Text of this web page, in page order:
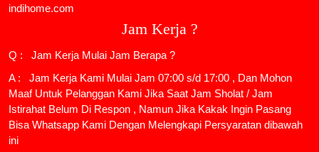
indihome.com
Jam Kerja ?
Q : Jam Kerja Mulai Jam Berapa ?
A : Jam Kerja Kami Mulai Jam 07:00 s/d 17:00 , Dan Mohon
Maaf Untuk Pelanggan Kami Jika Saat Jam Sholat / Jam
Istirahat Belum Di Respon , Namun Jika Kakak Ingin Pasang
Bisa Whatsapp Kami Dengan Melengkapi Persyaratan dibawah
ini